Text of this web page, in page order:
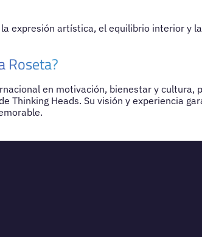
expresión artística, el equilibrio interior y
Roseta?
en motivación, bienestar y cultura,
Thinking Heads. Su visión y experiencia